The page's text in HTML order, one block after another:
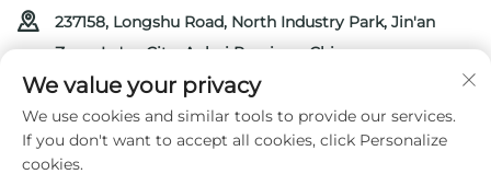
237158, Longshu Road, North Industry Park, Jin'an
Zone, Lu'an City, Anhui Province, China
+86-13516489604
[email protected]
We value your privacy
We use cookies and similar tools to provide our services.
If you don't want to accept all cookies, click Personalize
cookies.